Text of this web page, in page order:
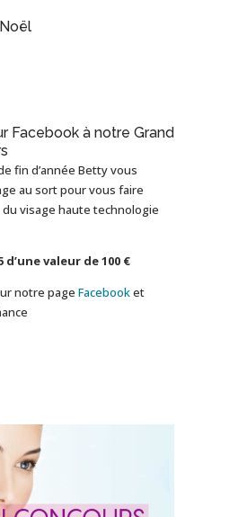
Facebook à notre Grand
fin d’année Betty vous
au sort pour vous faire
visage haute technologie
d’une valeur de 100 €
notre page Facebooket